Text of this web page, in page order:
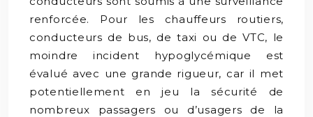
renforcée. Pour les chauffeurs routiers,
conducteurs de bus, de taxi ou de VTC, le
moindre incident hypoglycémique est
évalué avec une grande rigueur, car il met
potentiellement en jeu la sécurité de
nombreux passagers ou d’usagers de la